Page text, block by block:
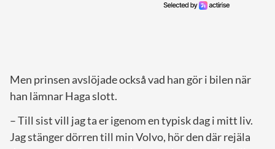
Men prinsen avslöjade också vad han gör i bilen när
han lämnar Haga slott.
– Till sist vill jag ta er igenom en typisk dag i mitt liv.
Jag stänger dörren till min Volvo, hör den där rejäla